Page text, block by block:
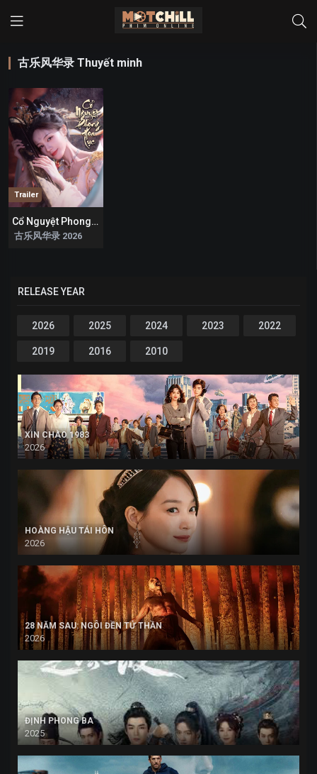
古乐风华录 Thuyết minh
Trailer
0
Cổ Nguyệt Phong Hoa Lục
古乐风华录 2026
RELEASE YEAR
2026 2025 2024 2023 2022
2019 2016 2010
XIN CHÀO 1983
2026
HOÀNG HẬU TÁI HÔN
2026
28 NĂM SAU: NGÔI ĐỀN TỬ THẦN
2026
ĐỊNH PHONG BA
2025